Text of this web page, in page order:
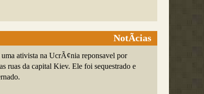
NotÃ­cias
ativista na UcrÃ¢nia reponsavel por
ruas da capital Kiev. Ele foi sequestrado e